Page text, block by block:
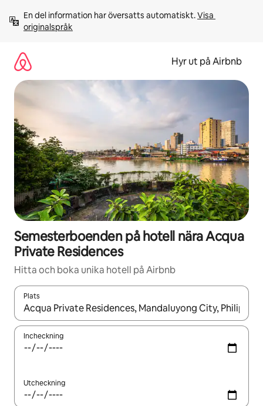
innehåll
En del information har översatts automatiskt. Visa
originalspråk
Hyr ut på Airbnb
Semesterboenden på hotell nära Acqua
Private Residences
Hitta och boka unika hotell på Airbnb
Plats
När resultaten är tillgängliga kan du navigera med upp- och
Incheckning
Utcheckning